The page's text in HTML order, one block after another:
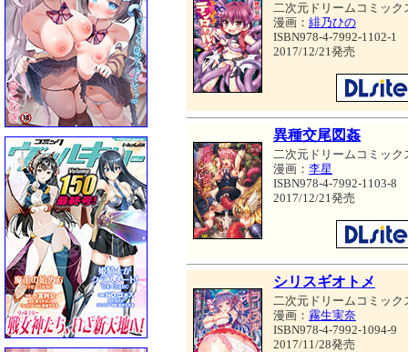
二次元ドリームコミック
漫画： 緋乃ひの
ISBN978-4-7992-1102-1
2017/12/21発売
異種交尾図姦
二次元ドリームコミック
漫画： 李星
ISBN978-4-7992-1103-8
2017/12/21発売
シリスギオトメ
二次元ドリームコミック
漫画： 霧生実奈
ISBN978-4-7992-1094-9
2017/11/28発売